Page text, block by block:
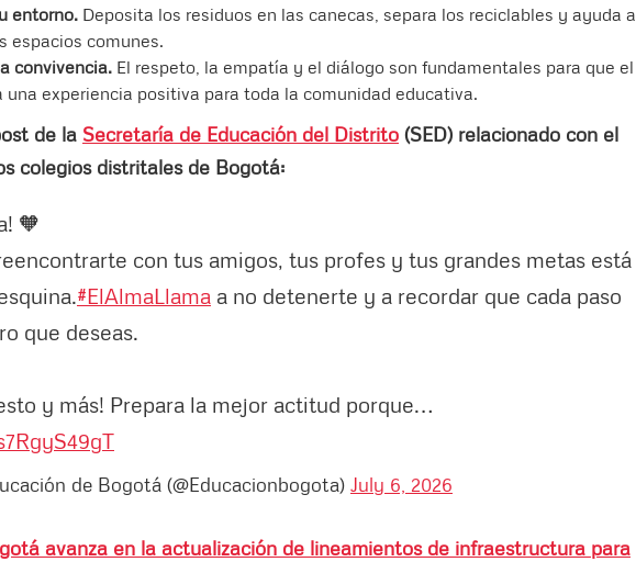
entorno. Deposita los residuos en las canecas, separa los reciclables y ayuda a
espacios comunes.
convivencia. El respeto, la empatía y el diálogo son fundamentales para que el
una experiencia positiva para toda la comunidad educativa.
de la Secretaría de Educación del Distrito (SED) relacionado con el
colegios distritales de Bogotá:
🧡
con tus amigos, tus profes y tus grandes metas está
#ElAlmaLlama a no detenerte y a recordar que cada paso
que deseas.
y más! Prepara la mejor actitud porque…
de Bogotá (@Educacionbogota) July 6, 2026
avanza en la actualización de lineamientos de infraestructura para